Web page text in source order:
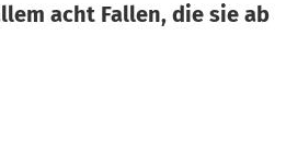
acht Fallen, die sie ab